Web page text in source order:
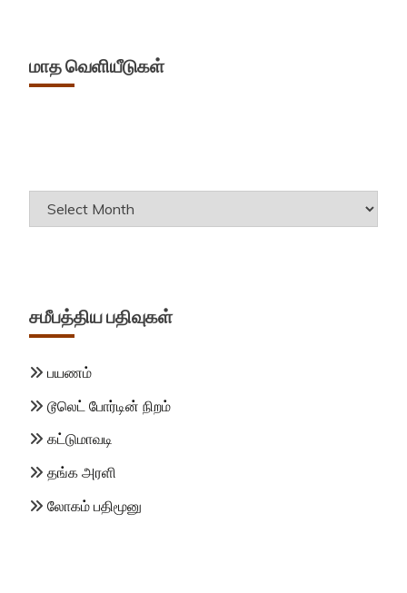
மாத வெளியீடுகள்
Archives
சமீபத்திய பதிவுகள்
பயணம்
டூலெட் போர்டின் நிறம்
கட்டுமாவடி
தங்க அரளி
லோகம் பதிமூனு